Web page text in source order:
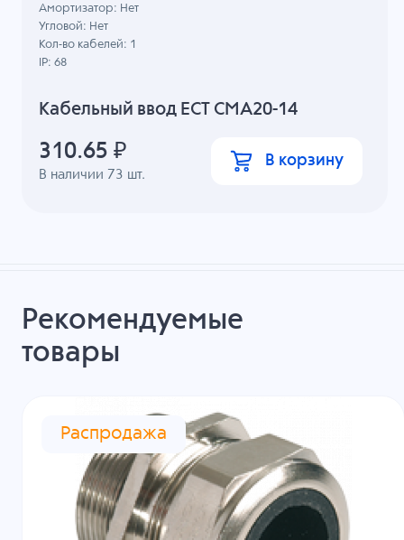
Кабельный ввод ECT CMA20-14
В наличии 73 шт.
Амортизатор: Нет
Угловой: Нет
Кол-во кабелей: 1
IP: 68
310.65 ₽ В корзину
Рекомендуемые
товары
Распродажа